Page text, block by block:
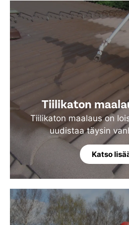
Tiilikaton
Tiilikaton maalaus on
uudistaa täysin
Katso